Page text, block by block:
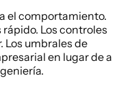
el comportamiento.
Los controles
Los umbrales de
en lugar de a